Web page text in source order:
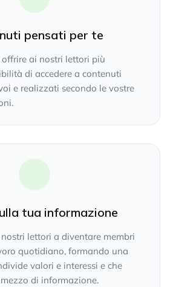
pensati per te
ai nostri lettori più
di accedere a contenuti
e realizzati secondo le vostre
tua informazione
lettori a diventare membri
quotidiano, formando una
valori e interessi e che
di informazione.